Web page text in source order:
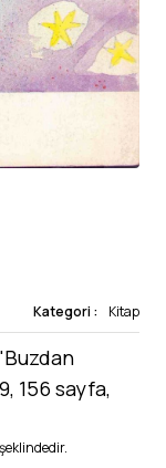
Kategori : Kitap
156 sayfa,